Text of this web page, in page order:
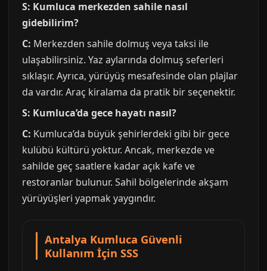
S: Kumluca merkezden sahile nasıl
gidebilirim?
C: Merkezden sahile dolmuş veya taksi ile
ulaşabilirsiniz. Yaz aylarında dolmuş seferleri
sıklaşır. Ayrıca, yürüyüş mesafesinde olan plajlar
da vardır. Araç kiralama da pratik bir seçenektir.
S: Kumluca’da gece hayatı nasıl?
C: Kumluca’da büyük şehirlerdeki gibi bir gece
kulübü kültürü yoktur. Ancak, merkezde ve
sahilde geç saatlere kadar açık kafe ve
restoranlar bulunur. Sahil bölgelerinde akşam
yürüyüşleri yapmak yaygındır.
Antalya Kumluca Güvenli
Kullanım İçin SSS